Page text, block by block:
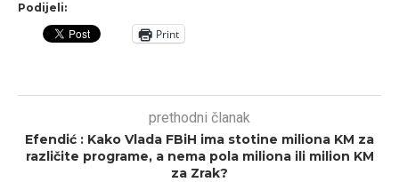
Podijeli:
Print
prethodni članak
Efendić : Kako Vlada FBiH ima stotine miliona KM za
različite programe, a nema pola miliona ili milion KM
za Zrak?